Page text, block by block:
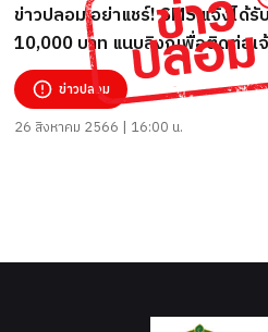
ข่าวปลอม อย่าแชร์! SMS แจ้งได้รั
10,000 บาท แนบลิงก์เพื่อติดต่อเ
ข่าวปลอม
26 สิงหาคม 2566 | 16:00 น.